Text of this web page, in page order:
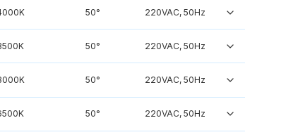
50° 220VAC, 50Hz
50° 220VAC, 50Hz
50° 220VAC, 50Hz
50° 220VAC, 50Hz